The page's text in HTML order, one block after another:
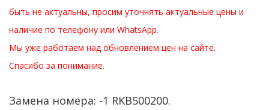
быть не актуальны, просим уточнять актуальные цены и
наличие по телефону или WhatsApp.
Мы уже работаем над обновлением цен на сайте.
Спасибо за понимание.
Замена номера: -1 RKB500200.